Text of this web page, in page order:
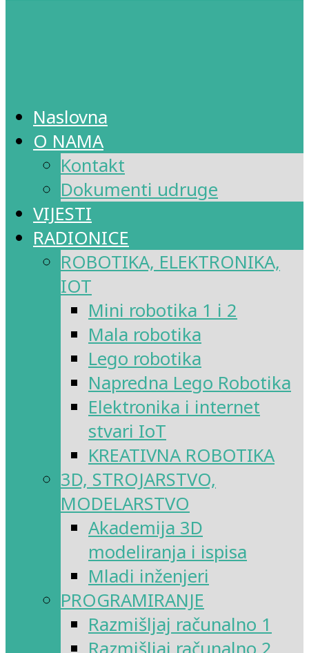
Naslovna
O NAMA
Kontakt
Dokumenti udruge
VIJESTI
RADIONICE
ROBOTIKA, ELEKTRONIKA,
IOT
Mini robotika 1 i 2
Mala robotika
Lego robotika
Napredna Lego Robotika
Elektronika i internet
stvari IoT
KREATIVNA ROBOTIKA
3D, STROJARSTVO,
MODELARSTVO
Akademija 3D
modeliranja i ispisa
Mladi inženjeri
PROGRAMIRANJE
Razmišljaj računalno 1